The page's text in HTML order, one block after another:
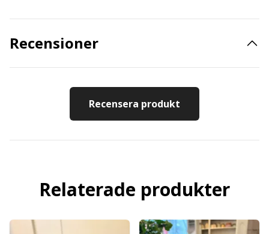
Recensioner
Recensera produkt
Relaterade produkter